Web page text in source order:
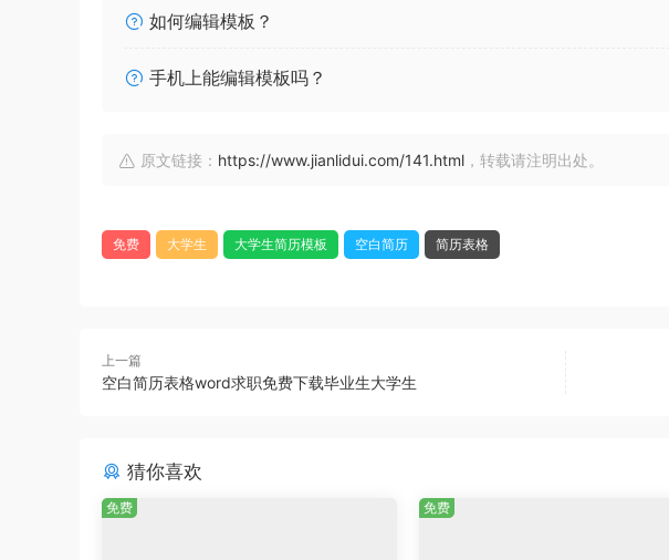
如何编辑模板？
手机上能编辑模板吗？
原文链接： https://www.jianlidui.com/141.html ，转载请注明出处。
免费 大学生 大学生简历模板 空白简历 简历表格
上一篇
空白简历表格word求职免费下载毕业生大学生
猜你喜欢
免费 免费